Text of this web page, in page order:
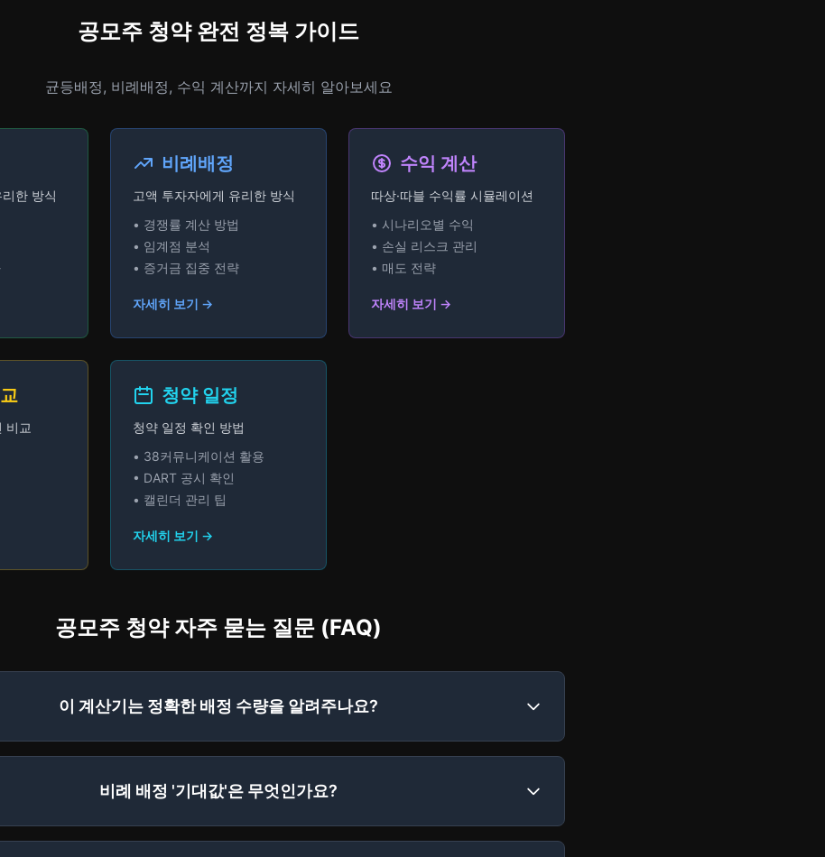
공모주 청약 완전 정복 가이드
균등배정, 비례배정, 수익 계산까지 자세히 알아보세요
한 방식
비례배정
고액 투자자에게 유리한 방식
• 경쟁률 계산 방법
• 임계점 분석
• 증거금 집중 전략
자세히 보기 →
수익 계산
따상·따블 수익률 시뮬레이션
• 시나리오별 수익
• 손실 리스크 관리
• 매도 전략
자세히 보기 →
비교
청약 일정
청약 일정 확인 방법
• 38커뮤니케이션 활용
• DART 공시 확인
• 캘린더 관리 팁
자세히 보기 →
공모주 청약 자주 묻는 질문 (FAQ)
이 계산기는 정확한 배정 수량을 알려주나요?
비례 배정 '기대값'은 무엇인가요?